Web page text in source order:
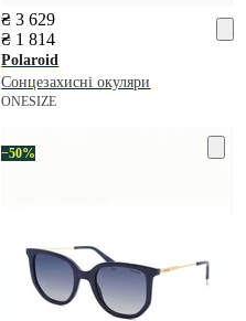
₴ 3 629
₴ 1 814
Polaroid
Сонцезахисні окуляри
ONESIZE
−50%